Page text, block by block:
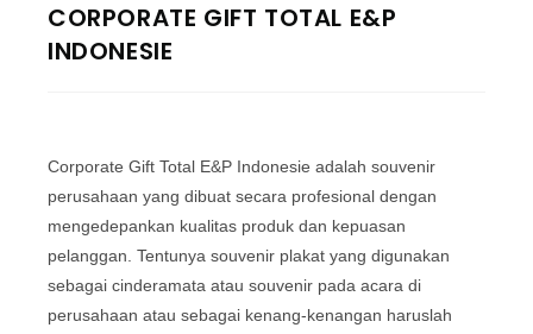
CORPORATE GIFT TOTAL E&P
INDONESIE
Corporate Gift Total E&P Indonesie adalah souvenir
perusahaan yang dibuat secara profesional dengan
mengedepankan kualitas produk dan kepuasan
pelanggan. Tentunya souvenir plakat yang digunakan
sebagai cinderamata atau souvenir pada acara di
perusahaan atau sebagai kenang-kenangan haruslah